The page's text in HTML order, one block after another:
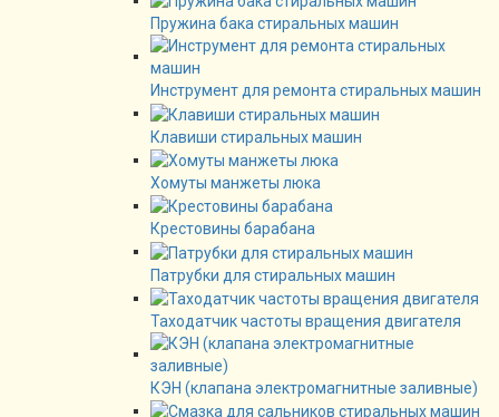
Пружина бака стиральных машин
Инструмент для ремонта стиральных машин
Клавиши стиральных машин
Хомуты манжеты люка
Крестовины барабана
Патрубки для стиральных машин
Таходатчик частоты вращения двигателя
КЭН (клапана электромагнитные заливные)